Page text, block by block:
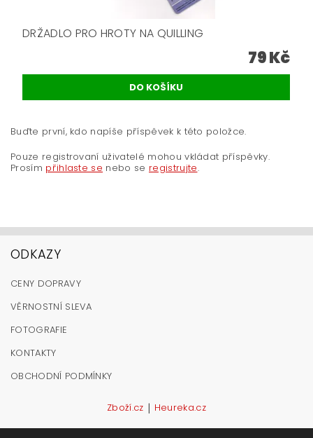
DRŽADLO PRO HROTY NA QUILLING
79 Kč
Buďte první, kdo napíše příspěvek k této položce.
Pouze registrovaní uživatelé mohou vkládat příspěvky.
Prosím přihlaste se nebo se registrujte.
ODKAZY
CENY DOPRAVY
VĚRNOSTNÍ SLEVA
FOTOGRAFIE
KONTAKTY
OBCHODNÍ PODMÍNKY
Zboží.cz | Heureka.cz